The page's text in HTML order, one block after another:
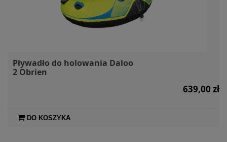
Pływadło do holowania Daloo
2 Obrien
639,00 zł
DO KOSZYKA